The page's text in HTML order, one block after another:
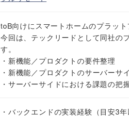
toB向けにスマートホームのプラッ
今回は、テックリードとして同社の
す。
・新機能／プロダクトの要件整理
・新機能／プロダクトのサーバーサ
・サーバーサイドにおける課題の把
・バックエンドの実装経験（目安3年